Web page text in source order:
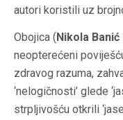
autori koristili uz
Obojica ( Nikola
neopterećeni
zdravog razuma,
‘nelogičnosti’ glede
strpljivošću otkrili